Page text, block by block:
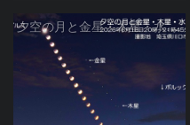
夕空の月と金星・木星・水星の接近 2026/6/18